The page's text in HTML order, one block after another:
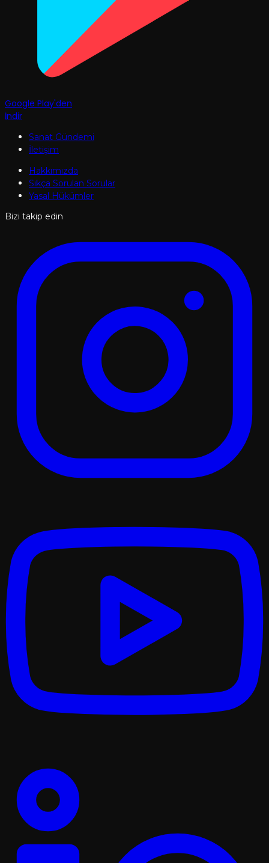
Google Play'den
İndir
Sanat Gündemi
İletişim
Hakkımızda
Sıkça Sorulan Sorular
Yasal Hükümler
Bizi takip edin